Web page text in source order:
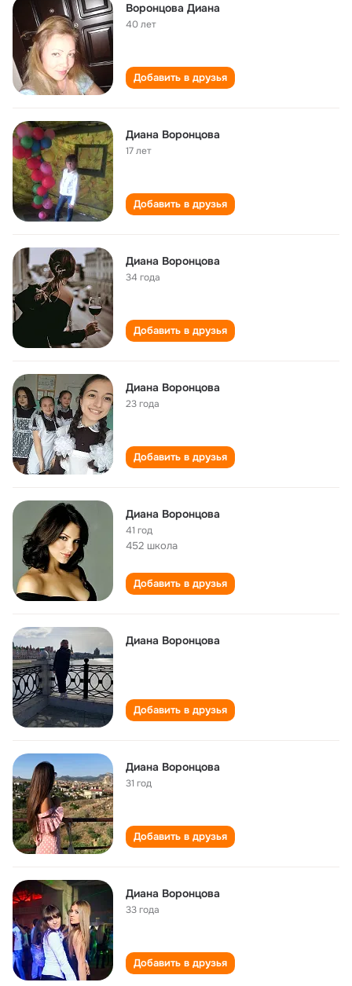
Воронцова Диана
40 лет
Добавить в друзья
Диана Воронцова
17 лет
Добавить в друзья
Диана Воронцова
34 года
Добавить в друзья
Диана Воронцова
23 года
Добавить в друзья
Диана Воронцова
41 год
452 школа
Добавить в друзья
Диана Воронцова
Добавить в друзья
Диана Воронцова
31 год
Добавить в друзья
Диана Воронцова
33 года
Добавить в друзья